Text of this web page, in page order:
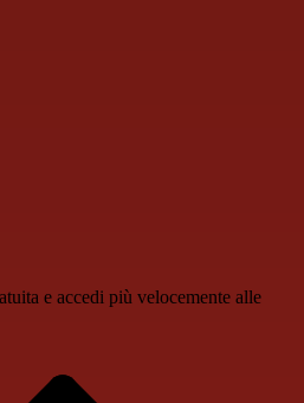
e accedi più velocemente alle